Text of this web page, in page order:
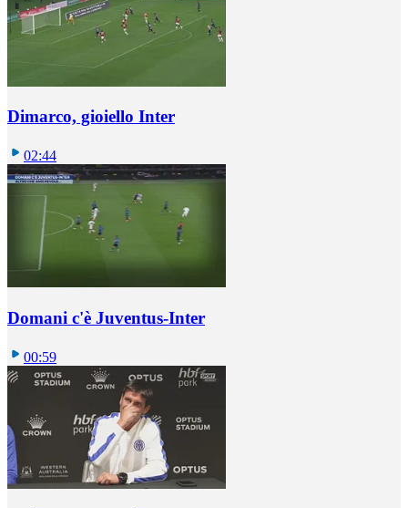
Dimarco, gioiello Inter
02:44
Domani c'è Juventus-Inter
00:59